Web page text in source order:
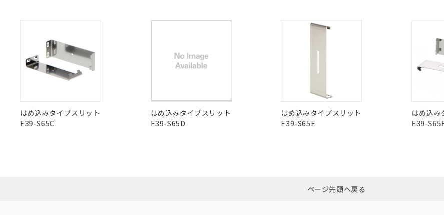
はめ込みタイプスリット
E39-S65C
はめ込みタイプスリット
E39-S65D
はめ込みタイプスリット
E39-S65E
はめ込み
E39-
ページ先頭へ戻る